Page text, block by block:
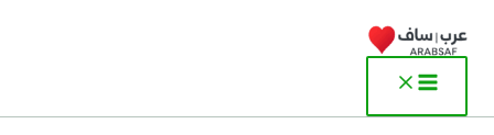
المحتوى